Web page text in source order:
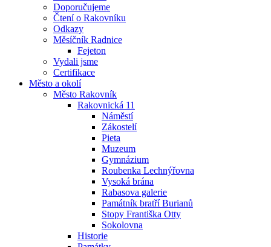
Doporučujeme
Čtení o Rakovníku
Odkazy
Měsíčník Radnice
Fejeton
Vydali jsme
Certifikace
Město a okolí
Město Rakovník
Rakovnická 11
Náměstí
Zákostelí
Pieta
Muzeum
Gymnázium
Roubenka Lechnýřovna
Vysoká brána
Rabasova galerie
Památník bratří Burianů
Stopy Františka Otty
Sokolovna
Historie